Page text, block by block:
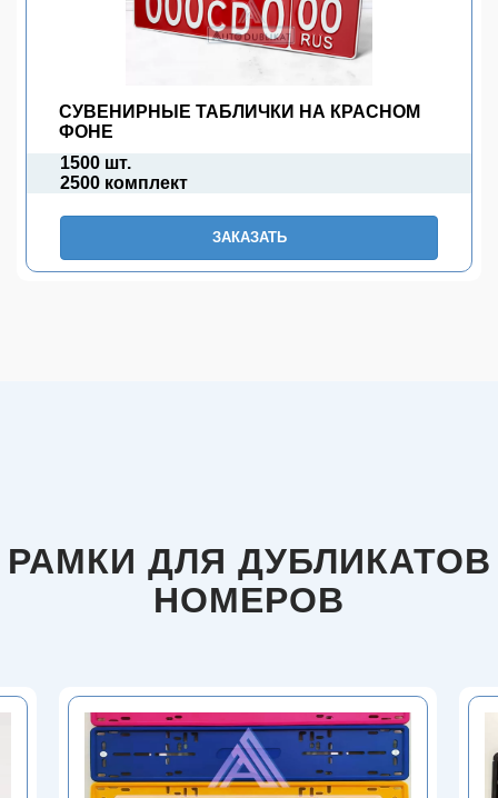
СУВЕНИРНЫЕ ТАБЛИЧКИ НА КРАСНОМ
ФОНЕ
1500 шт.
2500 комплект
ЗАКАЗАТЬ
РАМКИ ДЛЯ ДУБЛИКАТОВ
НОМЕРОВ